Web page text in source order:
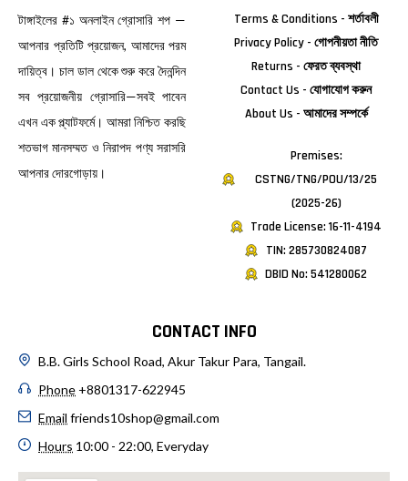
টাঙ্গাইলের #১ অনলাইন গ্রোসারি শপ —
আপনার প্রতিটি প্রয়োজন, আমাদের পরম
দায়িত্ব। চাল ডাল থেকে শুরু করে দৈনন্দিন
সব প্রয়োজনীয় গ্রোসারি—সবই পাবেন
এখন এক প্ল্যাটফর্মে। আমরা নিশ্চিত করছি
শতভাগ মানসম্মত ও নিরাপদ পণ্য সরাসরি
আপনার দোরগোড়ায়।
Terms & Conditions - শর্তাবলী
Privacy Policy - গোপনীয়তা নীতি
Returns - ফেরত ব্যবস্থা
Contact Us - যোগাযোগ করুন
About Us - আমাদের সম্পর্কে
Premises:
CSTNG/TNG/POU/13/25
(2025-26)
Trade License: 16-11-4194
TIN: 285730824087
DBID No: 541280062
CONTACT INFO
B.B. Girls School Road, Akur Takur Para, Tangail.
Phone +8801317-622945
Email friends10shop@gmail.com
Hours 10:00 - 22:00, Everyday